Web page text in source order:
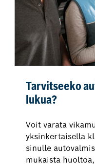
Tarvitseeko
lukua?
Voit varata
yksinkertaisella
sinulle
mukaista